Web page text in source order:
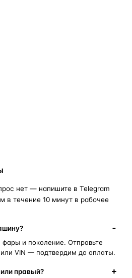
нет — напишите в Telegram
в течение 10 минут в рабочее
и поколение. Отправьте
VIN — подтвердим до оплаты.
правый?